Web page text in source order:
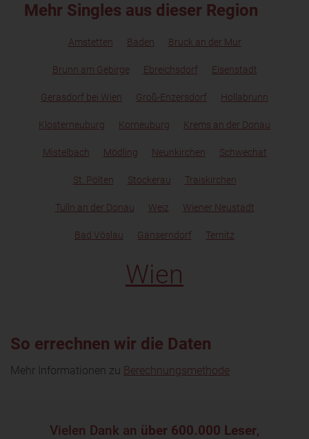
Mehr Singles aus dieser Region
Amstetten Baden Bruck an der Mur
Brunn am Gebirge Ebreichsdorf Eisenstadt
Gerasdorf bei Wien Groß-Enzersdorf Hollabrunn
Klosterneuburg Korneuburg Krems an der Donau
Mistelbach Mödling Neunkirchen Schwechat
St. Pölten Stockerau Traiskirchen
Tulln an der Donau Weiz Wiener Neustadt
Bad Vöslau Gänserndorf Ternitz
Wien
So errechnen wir die Daten
Mehr Informationen zu Berechnungsmethode
Vielen Dank an über 600.000 Leser,